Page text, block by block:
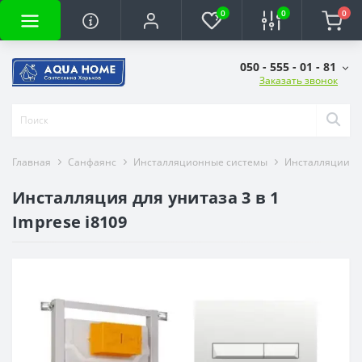
0 0 0
050 - 555 - 01 - 81
Заказать звонок
Главная Санфаянс Инсталляционные системы Инсталляции
Инсталляция для унитаза 3 в 1
Imprese i8109